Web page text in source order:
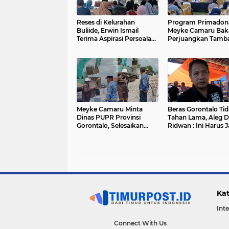
Reses di Kelurahan
Buliide, Erwin Ismail
Terima Aspirasi Persoalan
Program
Meyke Camaru
Perjuangkan
Meyke Camaru Minta
Dinas PUPR Provinsi
Gorontalo, Selesaikan
Beras Gorontalo
Tahan Lama, Aleg
Ridwan : Ini Harus
Connect With Us